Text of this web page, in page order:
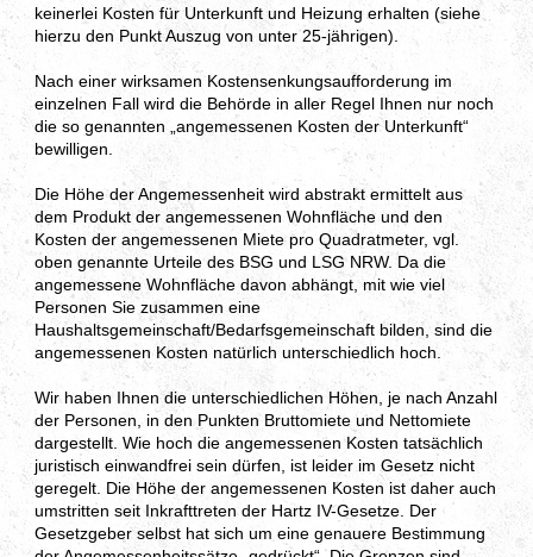
keinerlei Kosten für Unterkunft und Heizung erhalten (siehe
hierzu den Punkt Auszug von unter 25-jährigen).
Nach einer wirksamen Kostensenkungsaufforderung im
einzelnen Fall wird die Behörde in aller Regel Ihnen nur noch
die so genannten „angemessenen Kosten der Unterkunft“
bewilligen.
Die Höhe der Angemessenheit wird abstrakt ermittelt aus
dem Produkt der angemessenen Wohnfläche und den
Kosten der angemessenen Miete pro Quadratmeter, vgl.
oben genannte Urteile des BSG und LSG NRW. Da die
angemessene Wohnfläche davon abhängt, mit wie viel
Personen Sie zusammen eine
Haushaltsgemeinschaft/Bedarfsgemeinschaft bilden, sind die
angemessenen Kosten natürlich unterschiedlich hoch.
Wir haben Ihnen die unterschiedlichen Höhen, je nach Anzahl
der Personen, in den Punkten Bruttomiete und Nettomiete
dargestellt. Wie hoch die angemessenen Kosten tatsächlich
juristisch einwandfrei sein dürfen, ist leider im Gesetz nicht
geregelt. Die Höhe der angemessenen Kosten ist daher auch
umstritten seit Inkrafttreten der Hartz IV-Gesetze. Der
Gesetzgeber selbst hat sich um eine genauere Bestimmung